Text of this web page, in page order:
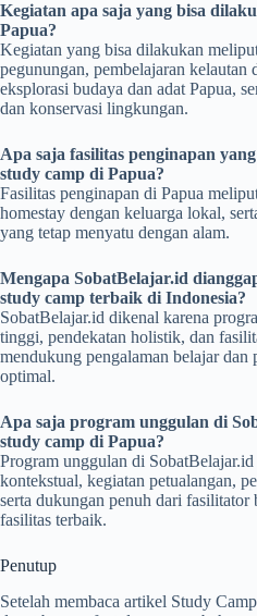
Kegiatan apa saja yang bisa
Papua?
Kegiatan yang bisa dilakukan
pegunungan, pembelajaran kelautan
eksplorasi budaya dan adat Papua,
dan konservasi lingkungan.
Apa saja fasilitas penginapan
study camp di Papua?
Fasilitas penginapan di Papua
homestay dengan keluarga lokal,
yang tetap menyatu dengan alam.
Mengapa SobatBelajar.id
study camp terbaik di Indonesia?
SobatBelajar.id dikenal karena
tinggi, pendekatan holistik, dan
mendukung pengalaman belajar dan
optimal.
Apa saja program unggulan di
study camp di Papua?
Program unggulan di
kontekstual, kegiatan petualangan,
serta dukungan penuh dari fasilitator
fasilitas terbaik.
Penutup
Setelah membaca artikel Study